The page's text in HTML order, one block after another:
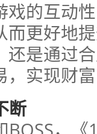
戏的互动
而更好地
还是通过
，实现财
断